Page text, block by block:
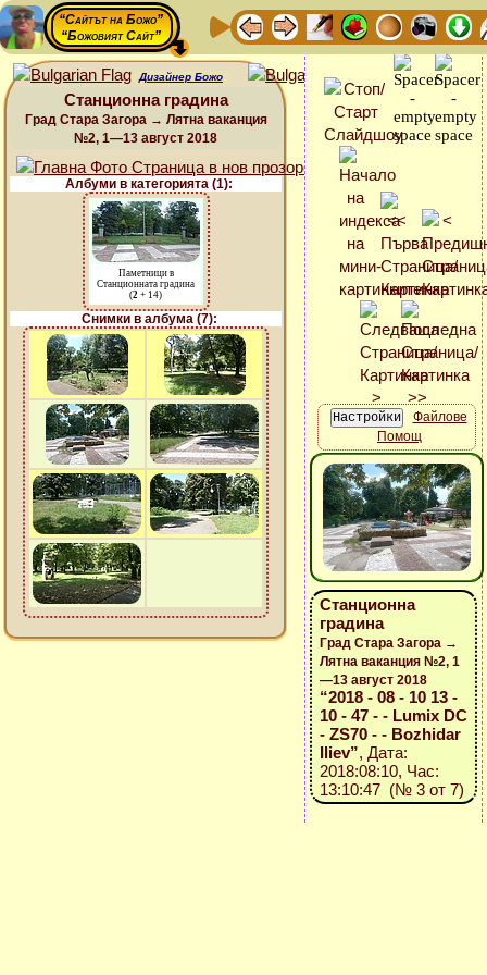
“Сайтът на Божо”
“Божовият Сайт”
Дизайнер Божо
Станционна градина
Град Стара Загора → Лятна ваканция
№2, 1—13 август 2018
Албуми в категорията (1):
Паметници в
Станционната градина
(2 + 14)
Снимки в албума (7):
Файлове
Помощ
Станционна
градина
Град Стара Загора →
Лятна ваканция №2, 1
—13 август 2018
“2018 - 08 - 10 13 -
10 - 47 - - Lumix DC
- ZS70 - - Bozhidar
Iliev”, Дата:
2018:08:10, Час:
13:10:47 (№ 3 от 7)